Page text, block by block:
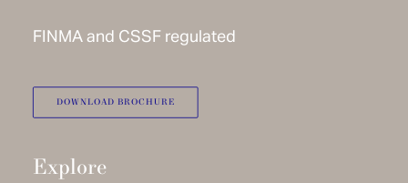
FINMA and CSSF regulated
DOWNLOAD BROCHURE
Explore